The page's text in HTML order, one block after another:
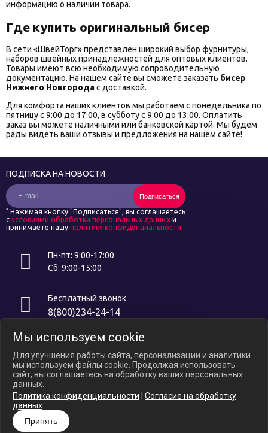
информацию о наличии товара.
Где купить оригинальный бисер
В сети «ШвейТорг» представлен широкий выбор фурнитуры,
наборов швейных принадлежностей для оптовых клиентов.
Товары имеют всю необходимую сопроводительную
документацию. На нашем сайте вы сможете заказать бисер
Нижнего Новгородас доставкой.
Для комфорта наших клиентов мы работаем с понедельника по
пятницу с 9:00 до 17:00, в субботу с 9:00 до 13:00. Оплатить
заказ вы можете наличными или банковской картой. Мы будем
рады видеть ваши отзывы и предложения на нашем сайте!
Пн-пт: 9:00-17:00
Сб: 9:00-15:00
Бесплатный звонок
8(800)234-24-14
Интернет ресурс носит исключительно информационный характер и
437 ГК РФ. В связи с ослаблением курса российского рубля цены на
сайте могут варьироваться, уточняйте актуальные цены у
менеджеров по телефону.
Политика конфиденциальности
Согласие на обработку Персональных Данных
ПОДПИСКА НА НОВОСТИ
Подписаться
* Нажимая кнопку "Подписаться", вы соглашаетесь
с условиями обработки персональных данных и
принимаете нашу политику конфиденциальности
Мы используем cookie
Для улучшения работы сайта, персонализации и аналитики
мы используем файлы cookie. Продолжая использовать
сайт, вы соглашаетесь на обработку ваших персональных
данных.
Политика конфиденциальности
Согласие на обработку
данных
Принять